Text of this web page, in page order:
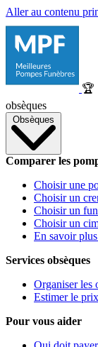
Aller au contenu
🏆
obsèques
Obsèques
Comparer les
Choisir une
Choisir un
Choisir un
Choisir un
En savoir
Services obsèques
Organiser les
Estimer le
Pour vous aider